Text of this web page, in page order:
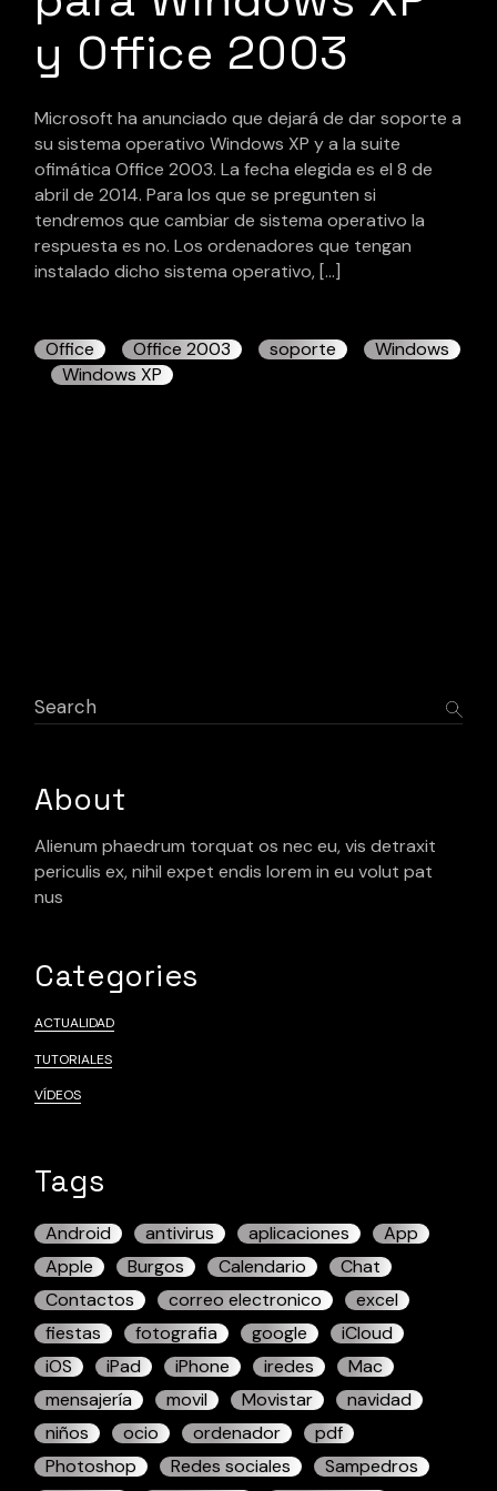
y Office 2003
Microsoft ha anunciado que dejará de dar soporte a
su sistema operativo Windows XP y a la suite
ofimática Office 2003. La fecha elegida es el 8 de
abril de 2014. Para los que se pregunten si
tendremos que cambiar de sistema operativo la
respuesta es no. Los ordenadores que tengan
instalado dicho sistema operativo, […]
Office Office 2003 soporte
Windows
Windows XP
Search
About
Alienum phaedrum torquat os nec eu, vis detraxit
periculis ex, nihil expet endis lorem in eu volut pat
nus
Categories
ACTUALIDAD
TUTORIALES
VÍDEOS
Tags
Android antivirus aplicaciones
App
Apple
Burgos Calendario
Chat
Contactos
correo electronico
excel
fiestas
fotografia google
iCloud
iOS
iPad iPhone iredes
Mac
mensajería
movil Movistar
navidad
niños
ocio ordenador
pdf
Photoshop
Redes sociales
Sampedros